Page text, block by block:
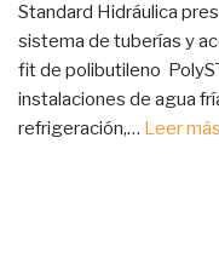
Standard Hidráulica
sistema de tuberías y
fit de polibutileno
instalaciones de agua
refrigeración,… Leer